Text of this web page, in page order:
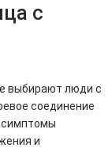
с
выбирают люди с
соединение
симптомы
и